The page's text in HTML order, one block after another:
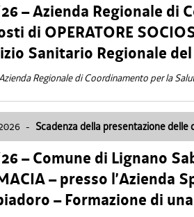
– Azienda Regionale di
di OPERATORE
Sanitario Regionale
Regionale di Coordinamento per la
- Scadenza della presentazione delle
– Comune di Lignano
– presso l’Azienda
– Formazione di